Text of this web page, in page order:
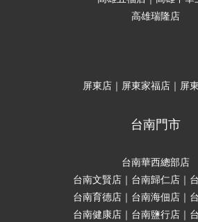
高雄瑞隆店
屏東店｜屏東家福店｜屏
台南門市
台南華西總部店
台南文賢店｜台南歸仁店｜
台南育德店｜台南海佃店｜
台南健康店｜台南鹽行店｜